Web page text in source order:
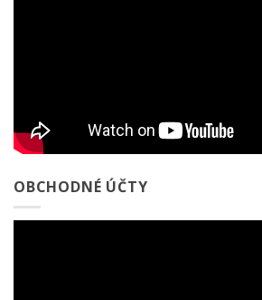
OBCHODNÉ ÚČTY